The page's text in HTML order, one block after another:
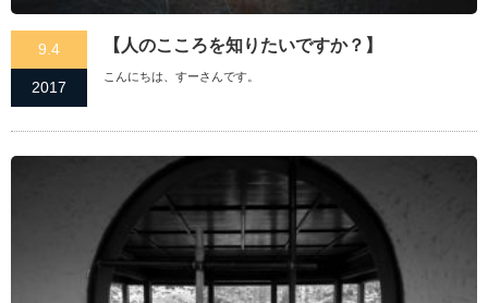
9.4
2017
【人のこころを知りたいですか？】
こんにちは、すーさんです。